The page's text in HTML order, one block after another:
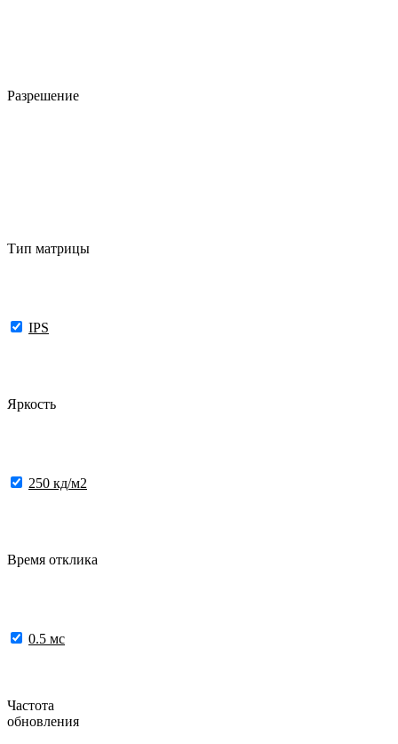
Разрешение
Тип матрицы
IPS
Яркость
250 кд/м2
Время отклика
0.5 мс
Частота
обновления